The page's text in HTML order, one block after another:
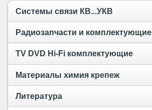
Системы связи КВ...УКВ
Радиозапчасти и комплектующие
TV DVD Hi-Fi комплектующие
Материалы химия крепеж
Литература